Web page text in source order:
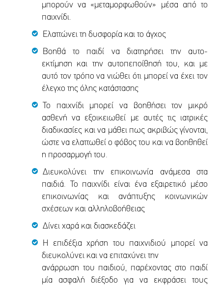
μπορούν να «μεταμορφωθούν» μέσα από το
παιχνίδι.
Ελαττώνει τη δυσφορία και το άγχος
Βοηθά το παιδί να διατηρήσει την αυτο-
εκτίμηση και την αυτοπεποίθησή του, και με
αυτό τον τρόπο να νιώθει ότι μπορεί να έχει τον
έλεγχο της όλης κατάστασης
Το παιχνίδι μπορεί να βοηθήσει τον μικρό
ασθενή να εξοικειωθεί με αυτές τις ιατρικές
διαδικασίες και να μάθει πως ακριβώς γίνονται,
ώστε να ελαττωθεί ο φόβος του και να βοηθηθεί
η προσαρμογή του.
Διευκολύνει την επικοινωνία ανάμεσα στα
παιδιά. Το παιχνίδι είναι ένα εξαιρετικό μέσο
επικοινωνίας και ανάπτυξης κοινωνικών
σχέσεων και αλληλοβοήθειας
Δίνει χαρά και διασκεδάζει
Η επιδέξια χρήση του παιχνιδιού μπορεί να
διευκολύνει και να επιταχύνει την
ανάρρωση του παιδιού, παρέχοντας στο παιδί
μία ασφαλή διέξοδο για να εκφράσει τους